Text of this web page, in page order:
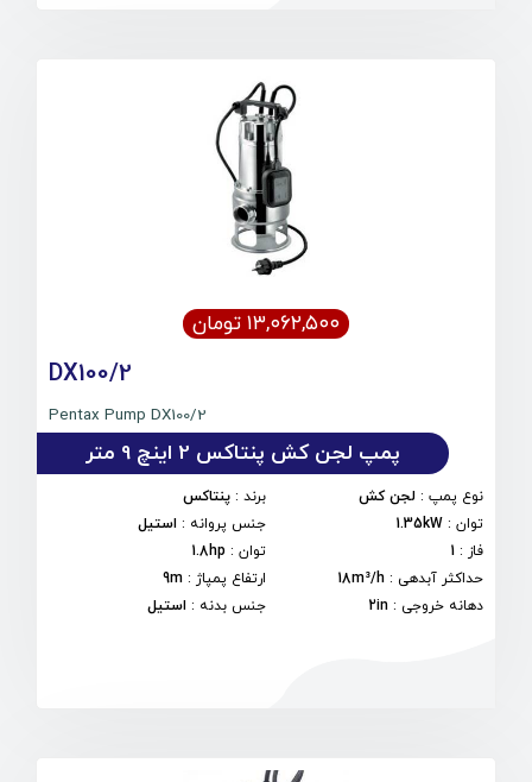
۱۳,۰۶۲,۵۰۰ تومان
DX100/2
Pentax Pump DX100/2
پمپ لجن کش پنتاکس 2 اینچ 9 متر
نوع پمپ : لجن کش برند: پنتاکس
توان :
1.35kW جنس پروانه : استیل
فاز :
1 توان:
1.8hp
حداکثر آبدهی :
18m³/h ارتفاع پمپاژ :
9m
دهانه خروجی :
2in جنس بدنه : استیل